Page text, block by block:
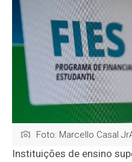
Foto: Marcello Casal
Instituições de ensino